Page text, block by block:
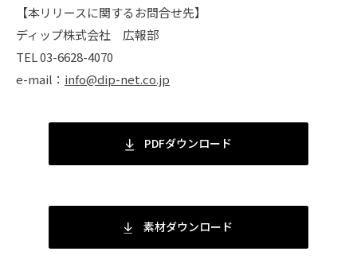
【本リリースに関するお問合せ先】
ディップ株式会社 広報部
TEL 03-6628-4070
e-mail： info@dip-net.co.jp
PDFダウンロード
素材ダウンロード